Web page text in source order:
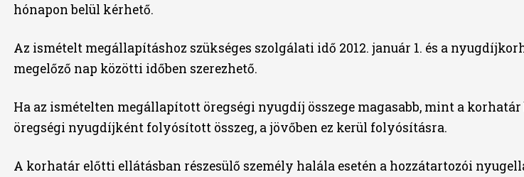
hónapon belül kérhető.
Az ismételt megállapításhoz szükséges szolgálati idő 2012. január 1. és a
megelőző nap közötti időben szerezhető.
Ha az ismételten megállapított öregségi nyugdíj összege magasabb, mint a
öregségi nyugdíjként folyósított összeg, a jövőben ez kerül folyósításra.
A korhatár előtti ellátásban részesülő személy halála esetén a hozzátartozói